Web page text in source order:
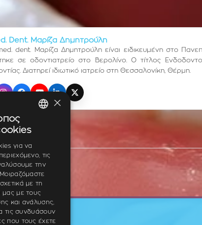
Dent. Μαρίζα Δημητρούλη
dent. Μαρίζα Δημητρούλη είναι ειδικευμένη στο
σε οδοντιατρείο στο Βερολίνο. Ο τίτλος
Διατηρεί ιδιωτικό ιατρείο στη Θεσσαλονίκη, Θέρμη.
Instagram
FacebookYouTubeLinkedInX (Twitter)
×
για να
τις
την
με τη
μας με τους
και ανάλυσης,
τις συνδυάσουν
που τους έχετε